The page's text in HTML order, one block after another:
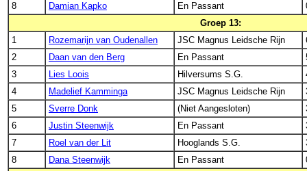
8
Damian Kapko En Passant
Groep 13:
1
Rozemarijn van Oudenallen JSC Magnus Leidsche Rijn
2
Daan van den Berg En Passant
3
Lies Loois Hilversums S.G.
4
Madelief Kamminga JSC Magnus Leidsche Rijn
5
Sverre Donk (Niet Aangesloten)
6
Justin Steenwijk En Passant
7
Roel van der Lit Hooglands S.G.
8
Dana Steenwijk En Passant